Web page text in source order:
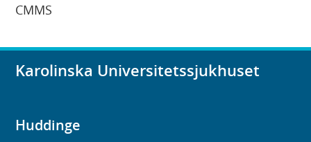
CMMS
Karolinska Universitetssjukhuset
Huddinge